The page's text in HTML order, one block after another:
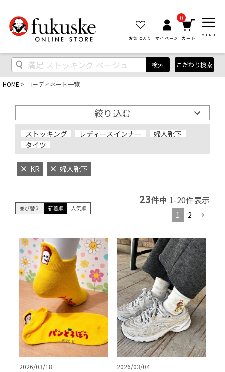
お気に入り マイページ
0
カート
MENU
検索 こだわり検索
HOME コーディネート一覧
絞り込む
ストッキング レディースインナー
婦人靴下
タイツ
KR 婦人靴下
並び替え 新着順 人気順
23件中 1-20件表示
1 2
2026/03/18 2026/03/04